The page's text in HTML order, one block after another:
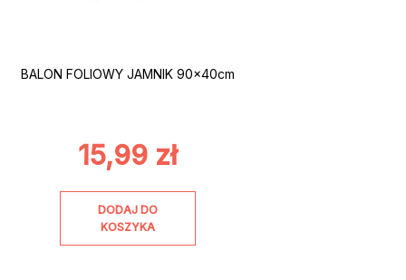
BALON FOLIOWY JAMNIK 90x40cm
15,99 zł
DODAJ DO
KOSZYKA